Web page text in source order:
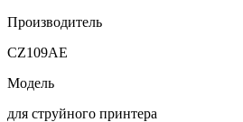
Производитель
CZ109AE
Модель
для струйного принтера